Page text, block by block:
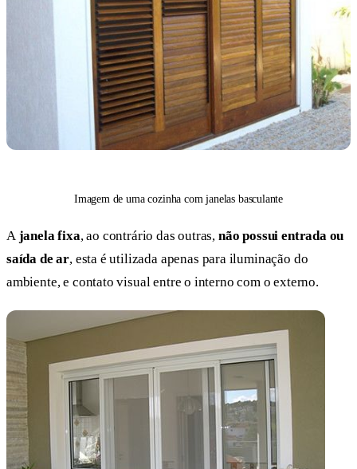
Imagem de uma cozinha com janelas basculante
Ajanela fixa, ao contrário das outras, não possui entrada ou
saída de ar, esta é utilizada apenas para iluminação do
ambiente, e contato visual entre o interno com o externo.